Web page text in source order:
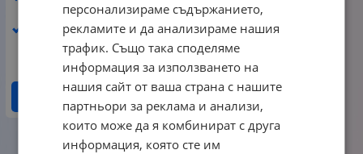
отпред: 360 мм
1 2
персонализираме съдържанието,
рекламите и да анализираме нашия
трафик. Също така споделяме
информация за използването на
нашия сайт от ваша страна с нашите
партньори за реклама и анализи,
които може да я комбинират с друга
информация, която сте им